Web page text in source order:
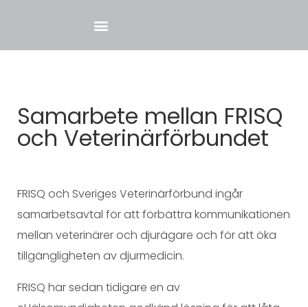
Samarbete mellan FRISQ
och Veterinärförbundet
FRISQ och Sveriges Veterinärförbund ingår
samarbetsavtal för att förbättra kommunikationen
mellan veterinärer och djurägare och för att öka
tillgängligheten av djurmedicin.
FRISQ har sedan tidigare en av